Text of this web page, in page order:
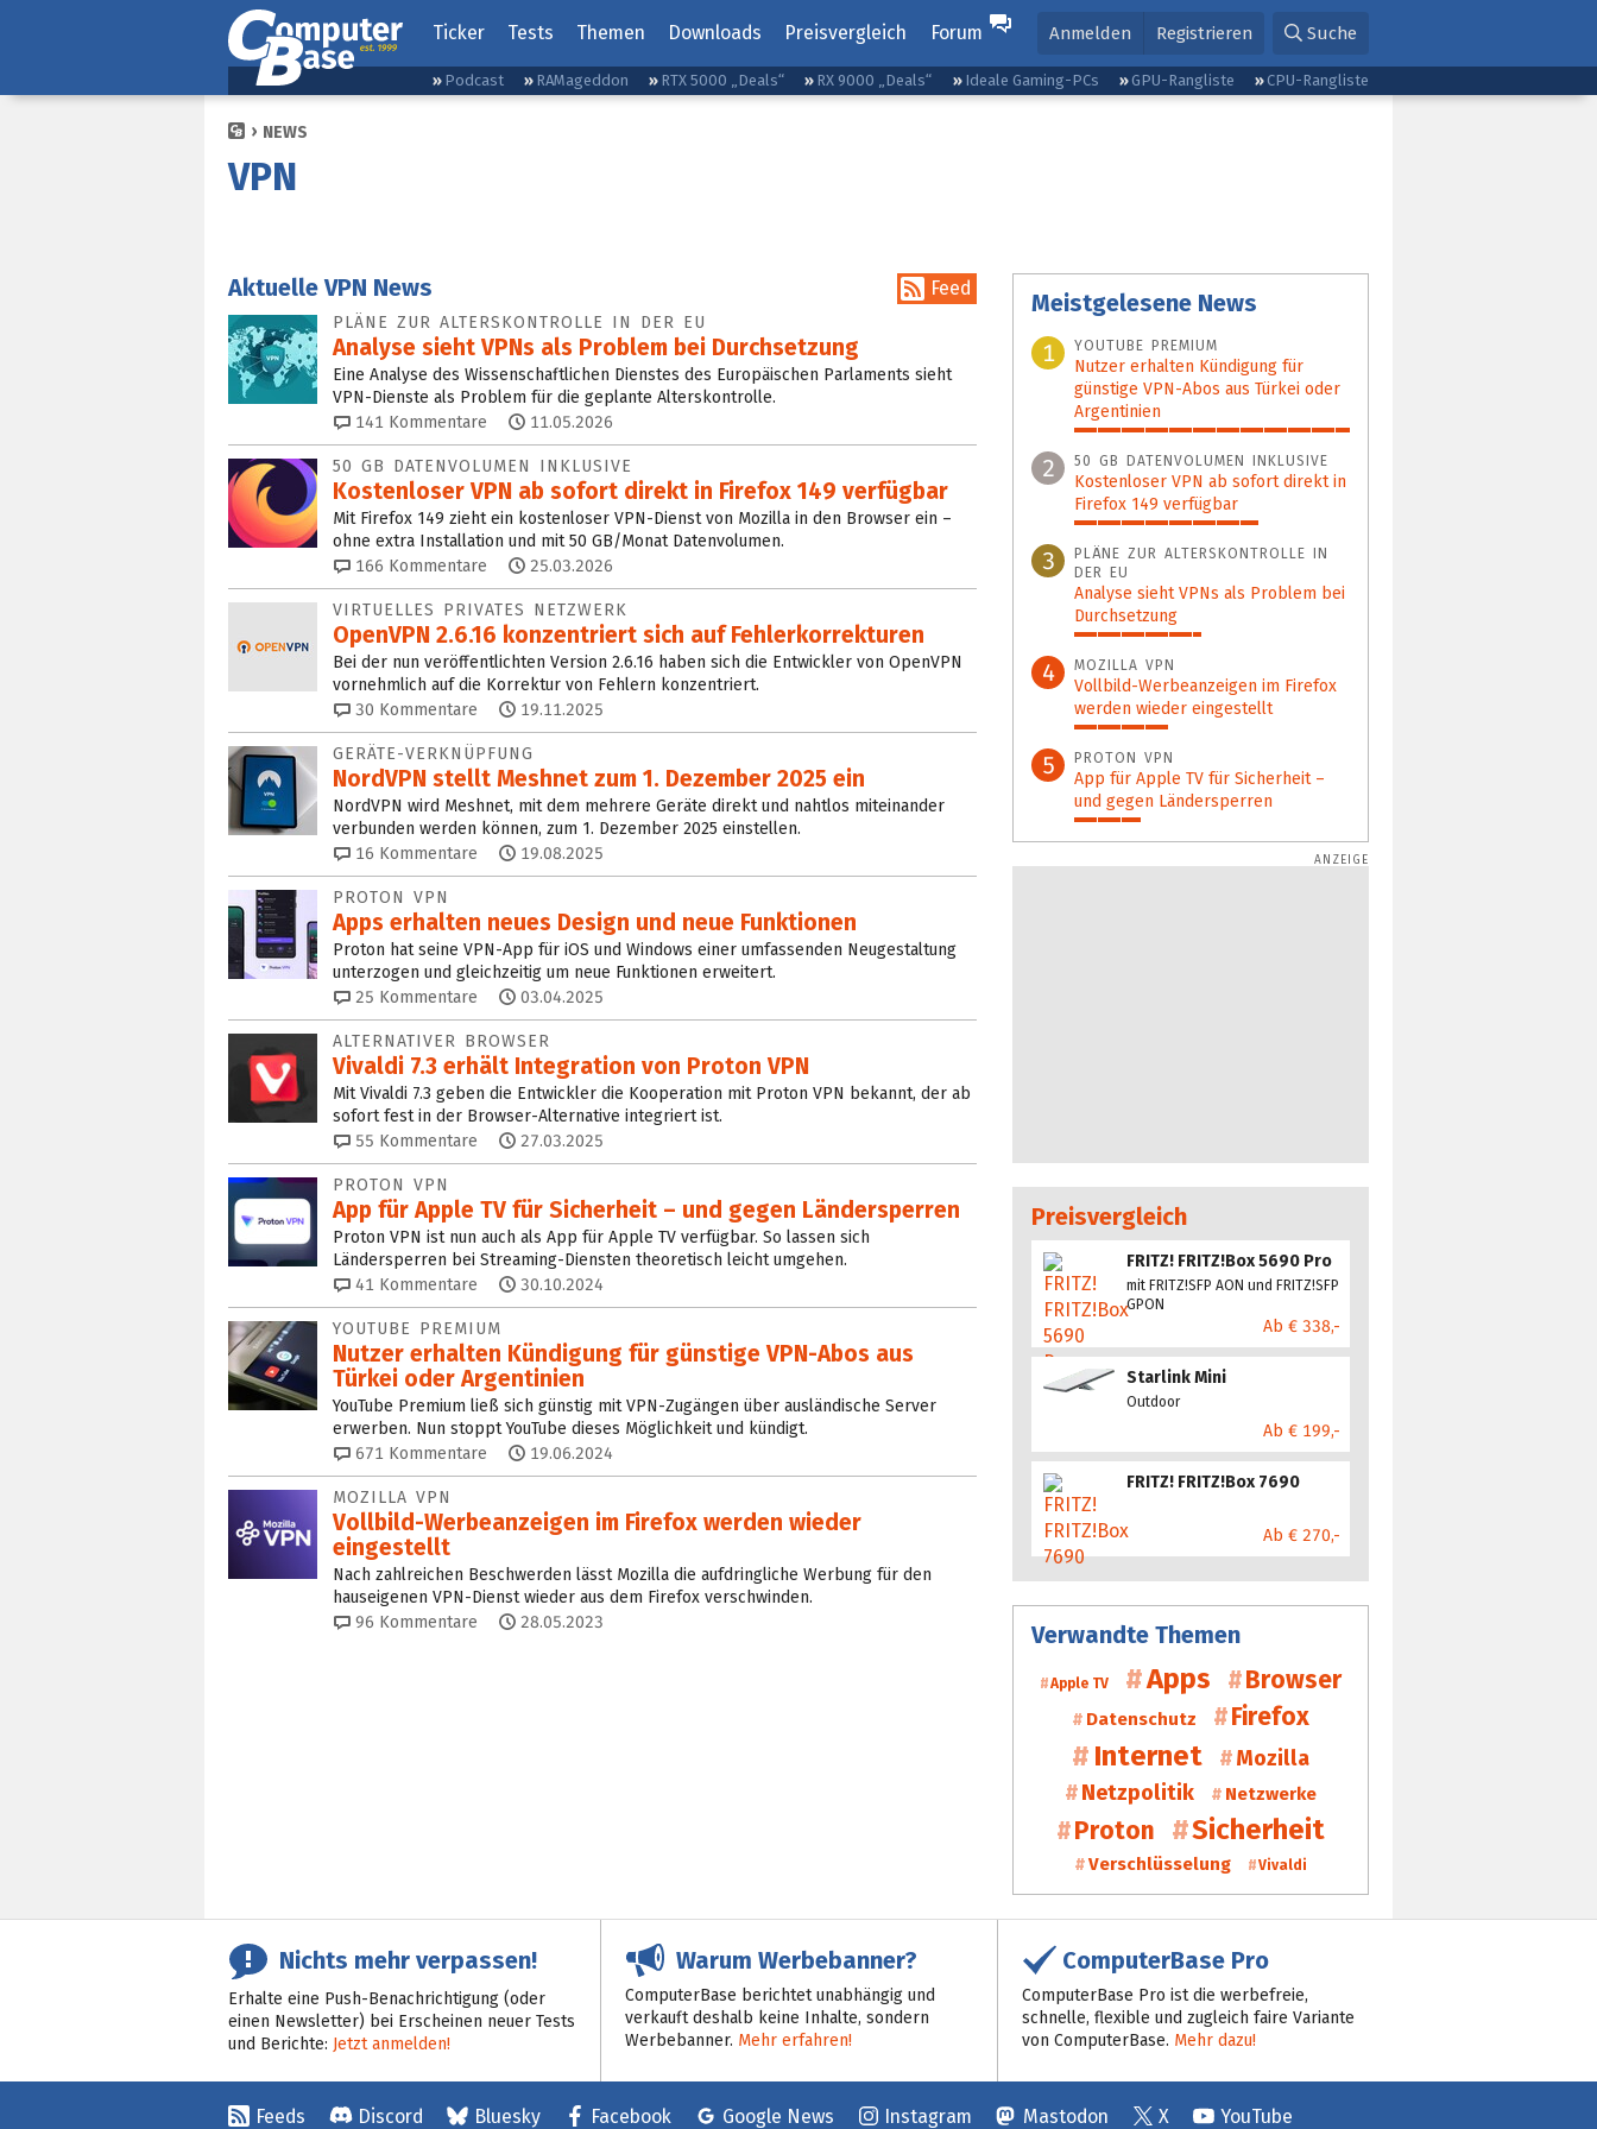
Ticker Tests Themen Downloads Preisvergleich Forum Anmelden Registrieren Suche
Podcast RAMageddon RTX 5000 „Deals“ RX 9000 „Deals“ Ideale Gaming-PCs GPU-Rangliste CPU-Rangliste
NEWS
VPN
Aktuelle VPN News Feed
PLÄNE ZUR ALTERSKONTROLLE IN DER EU
Analyse sieht VPNs als Problem bei Durchsetzung
Eine Analyse des Wissenschaftlichen Dienstes des Europäischen Parlaments sieht
VPN-Dienste als Problem für die geplante Alterskontrolle.
141 Kommentare 11.05.2026
50 GB DATENVOLUMEN INKLUSIVE
Kostenloser VPN ab sofort direkt in Firefox 149 verfügbar
Mit Firefox 149 zieht ein kostenloser VPN-Dienst von Mozilla in den Browser ein –
ohne extra Installation und mit 50 GB/Monat Datenvolumen.
166 Kommentare 25.03.2026
VIRTUELLES PRIVATES NETZWERK
OpenVPN 2.6.16 konzentriert sich auf Fehlerkorrekturen
Bei der nun veröffentlichten Version 2.6.16 haben sich die Entwickler von OpenVPN
vornehmlich auf die Korrektur von Fehlern konzentriert.
30 Kommentare 19.11.2025
GERÄTE-VERKNÜPFUNG
NordVPN stellt Meshnet zum 1. Dezember 2025 ein
NordVPN wird Meshnet, mit dem mehrere Geräte direkt und nahtlos miteinander
verbunden werden können, zum 1. Dezember 2025 einstellen.
16 Kommentare 19.08.2025
PROTON VPN
Apps erhalten neues Design und neue Funktionen
Proton hat seine VPN-App für iOS und Windows einer umfassenden Neugestaltung
unterzogen und gleichzeitig um neue Funktionen erweitert.
25 Kommentare 03.04.2025
ALTERNATIVER BROWSER
Vivaldi 7.3 erhält Integration von Proton VPN
Mit Vivaldi 7.3 geben die Entwickler die Kooperation mit Proton VPN bekannt, der ab
sofort fest in der Browser-Alternative integriert ist.
55 Kommentare 27.03.2025
PROTON VPN
App für Apple TV für Sicherheit – und gegen Länder­sperren
Proton VPN ist nun auch als App für Apple TV verfügbar. So lassen sich
Ländersperren bei Streaming-Diensten theoretisch leicht umgehen.
41 Kommentare 30.10.2024
YOUTUBE PREMIUM
Nutzer erhalten Kündigung für günstige VPN-Abos aus
Türkei oder Argentinien
YouTube Premium ließ sich günstig mit VPN-Zugängen über ausländische Server
erwerben. Nun stoppt YouTube dieses Möglichkeit und kündigt.
671 Kommentare 19.06.2024
MOZILLA VPN
Vollbild-Werbeanzeigen im Firefox werden wieder
eingestellt
Nach zahlreichen Beschwerden lässt Mozilla die aufdringliche Werbung für den
hauseigenen VPN-Dienst wieder aus dem Firefox verschwinden.
96 Kommentare 28.05.2023
Meistgelesene News
1
YOUTUBE PREMIUM
Nutzer erhalten Kündigung für
günstige VPN-Abos aus Türkei oder
Argentinien
100%
2 50 GB DATENVOLUMEN INKLUSIVE
Kostenloser VPN ab sofort direkt in
Firefox 149 verfügbar
67%
3
PLÄNE ZUR ALTERSKONTROLLE IN
DER EU
Analyse sieht VPNs als Problem bei
Durchsetzung
46%
4 MOZILLA VPN
Vollbild-Werbeanzeigen im Firefox
werden wieder eingestellt
34%
5 PROTON VPN
App für Apple TV für Sicherheit –
und gegen Länder­sperren
24%
Preisvergleich
FRITZ! FRITZ!Box 5690 Pro
mit FRITZ!SFP AON und FRITZ!SFP
GPON
Ab € 338,-
Starlink Mini
Outdoor
Ab € 199,-
FRITZ! FRITZ!Box 7690
Ab € 270,-
Verwandte Themen
Apple TV Apps Browser
Datenschutz Firefox
Internet
Mozilla
Netzpolitik
Netzwerke
Proton Sicherheit
Verschlüsselung Vivaldi
Nichts mehr verpassen!
Erhalte eine Push-Benachrichtigung (oder
einen Newsletter) bei Erscheinen neuer Tests
und Berichte: Jetzt anmelden!
Warum Werbebanner?
ComputerBase berichtet unabhängig und
verkauft deshalb keine Inhalte, sondern
Werbebanner. Mehr erfahren!
ComputerBase Pro
ComputerBase Pro ist die werbefreie,
schnelle, flexible und zugleich faire Variante
von ComputerBase. Mehr dazu!
Feeds Discord Bluesky Facebook Google News Instagram Mastodon X YouTube